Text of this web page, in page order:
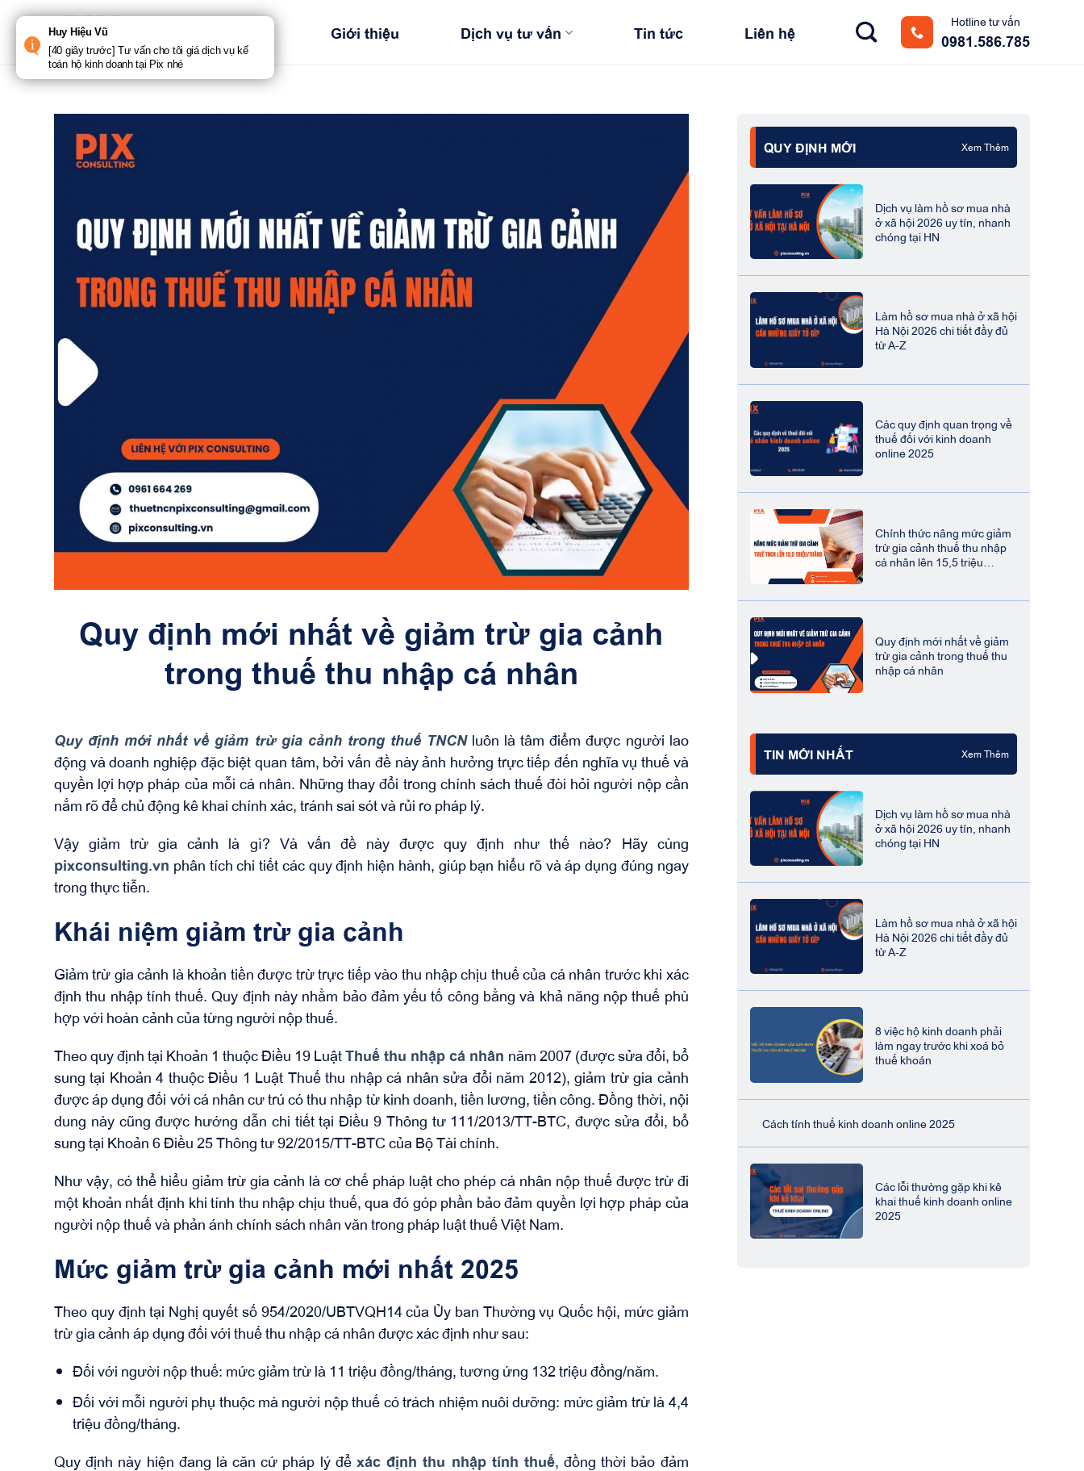
qua
Giới thiệu Dịch vụ tư vấn Tin tức Liên hệ
Hotline tư vấn
0981.586.785
Quy định mới nhất về giảm trừ gia cảnh
trong thuế thu nhập cá nhân
Quy định mới nhất về giảm trừ gia cảnh trong thuế TNCNluôn là tâm điểm được người lao
động và doanh nghiệp đặc biệt quan tâm, bởi vấn đề này ảnh hưởng trực tiếp đến nghĩa vụ thuế và
quyền lợi hợp pháp của mỗi cá nhân. Những thay đổi trong chính sách thuế đòi hỏi người nộp cần
nắm rõ để chủ động kê khai chính xác, tránh sai sót và rủi ro pháp lý.
Vậy giảm trừ gia cảnh là gì? Và vấn đề này được quy định như thế nào? Hãy cùng
pixconsulting.vn phân tích chi tiết các quy định hiện hành, giúp bạn hiểu rõ và áp dụng đúng ngay
trong thực tiễn.
Khái niệm giảm trừ gia cảnh
Giảm trừ gia cảnh là khoản tiền được trừ trực tiếp vào thu nhập chịu thuế của cá nhân trước khi xác
định thu nhập tính thuế. Quy định này nhằm bảo đảm yếu tố công bằng và khả năng nộp thuế phù
hợp với hoàn cảnh của từng người nộp thuế.
Theo quy định tại Khoản 1 thuộc Điều 19 LuậtThuế thu nhập cá nhân năm 2007 (được sửa đổi, bổ
sung tại Khoản 4 thuộc Điều 1 Luật Thuế thu nhập cá nhân sửa đổi năm 2012), giảm trừ gia cảnh
được áp dụng đối với cá nhân cư trú có thu nhập từ kinh doanh, tiền lương, tiền công. Đồng thời, nội
dung này cũng được hướng dẫn chi tiết tại Điều 9 Thông tư 111/2013/TT-BTC, được sửa đổi, bổ
sung tại Khoản 6 Điều 25 Thông tư 92/2015/TT-BTC của Bộ Tài chính.
Như vậy, có thể hiểu giảm trừ gia cảnh là cơ chế pháp luật cho phép cá nhân nộp thuế được trừ đi
một khoản nhất định khi tính thu nhập chịu thuế, qua đó góp phần bảo đảm quyền lợi hợp pháp của
người nộp thuế và phản ánh chính sách nhân văn trong pháp luật thuế Việt Nam.
Mức giảm trừ gia cảnh mới nhất 2025
Theo quy định tại Nghị quyết số 954/2020/UBTVQH14 của Ủy ban Thường vụ Quốc hội, mức giảm
trừ gia cảnh áp dụng đối với thuế thu nhập cá nhân được xác định như sau:
Đối với người nộp thuế: mức giảm trừ là 11 triệu đồng/tháng, tương ứng 132 triệu đồng/năm.
Đối với mỗi người phụ thuộc mà người nộp thuế có trách nhiệm nuôi dưỡng: mức giảm trừ là 4,4
triệu đồng/tháng.
Quy định này hiện đang là căn cứ pháp lý đểxác định thu nhập tính thuế, đồng thời bảo đảm
QUY ĐỊNH MỚI Xem Thêm
Dịch vụ làm hồ sơ mua nhà
ở xã hội 2026 uy tín, nhanh
chóng tại HN
Làm hồ sơ mua nhà ở xã hội
Hà Nội 2026 chi tiết đầy đủ
từ A-Z
Các quy định quan trọng về
thuế đối với kinh doanh
online 2025
Chính thức nâng mức giảm
trừ gia cảnh thuế thu nhập
cá nhân lên 15,5 triệu
Quy định mới nhất về giảm
trừ gia cảnh trong thuế thu
nhập cá nhân
TIN MỚI NHẤT Xem Thêm
Dịch vụ làm hồ sơ mua nhà
ở xã hội 2026 uy tín, nhanh
chóng tại HN
Làm hồ sơ mua nhà ở xã hội
Hà Nội 2026 chi tiết đầy đủ
từ A-Z
8 việc hộ kinh doanh phải
làm ngay trước khi xoá bỏ
thuế khoán
Cách tính thuế kinh doanh online 2025
Các lỗi thường gặp khi kê
khai thuế kinh doanh online
2025
Huy Hiệu Vũ
[40 giây trước] Tư vấn cho tôi giá dịch vụ kế
toán hộ kinh doanh tại Pix nhé